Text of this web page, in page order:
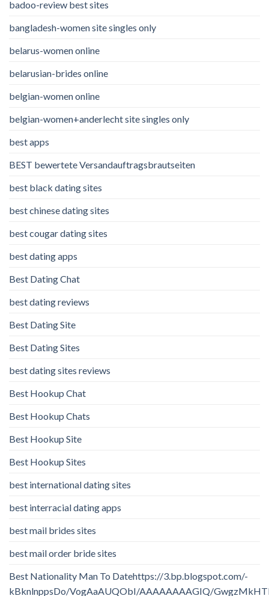
badoo-review best sites
bangladesh-women site singles only
belarus-women online
belarusian-brides online
belgian-women online
belgian-women+anderlecht site singles only
best apps
BEST bewertete Versandauftragsbrautseiten
best black dating sites
best chinese dating sites
best cougar dating sites
best dating apps
Best Dating Chat
best dating reviews
Best Dating Site
Best Dating Sites
best dating sites reviews
Best Hookup Chat
Best Hookup Chats
Best Hookup Site
Best Hookup Sites
best international dating sites
best interracial dating apps
best mail brides sites
best mail order bride sites
Best Nationality Man To Datehttps://3.bp.blogspot.com/-
kBknlnppsDo/VogAaAUQObI/AAAAAAAAGIQ/